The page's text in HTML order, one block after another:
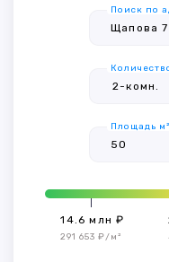
Поиск по
Площадь м²
14.6 млн ₽
291 653 ₽/м²